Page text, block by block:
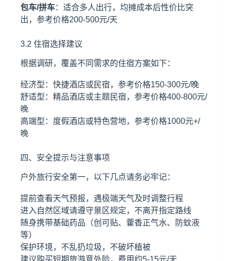
包车/拼车：适合多人出行，均摊成本后性价比突
出，参考价格200-500元/天
3.2 住宿选择建议
根据调研，覆盖不同需求的住宿方案如下：
经济型：快捷酒店或民宿，参考价格150-300元/晚
舒适型：精品酒店或主题民宿，参考价格400-800元/
晚
高端型：度假酒店或特色营地，参考价格1000元+/
晚
四、安全提示与注意事项
户外旅行安全第一，以下几点请务必牢记：
提前查看天气预报，遇极端天气及时调整行程
进入自然区域请遵守景区规定，不离开指定路线
随身携带基础药品（创可贴、藿香正气水、防蚊液
等）
保护环境，不乱扔垃圾，不破坏植被
建议购买短期旅游意外险，费用约5-15元/天